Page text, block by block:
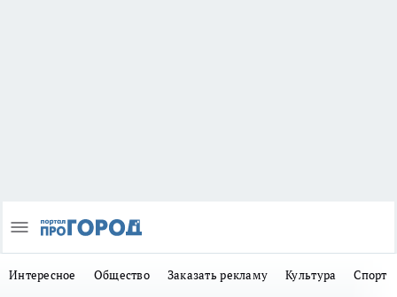
Интересное Общество Заказать рекламу Культура Спорт